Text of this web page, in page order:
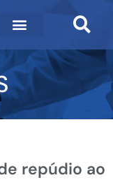
repúdio ao